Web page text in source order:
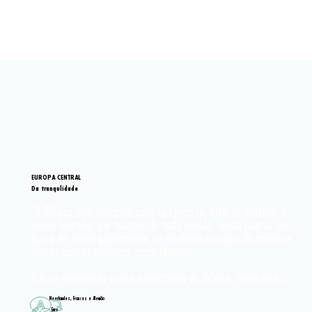
EUROPA CENTRAL
Da tranqulidade
Neerlandes, Frances e Alemão
Euro